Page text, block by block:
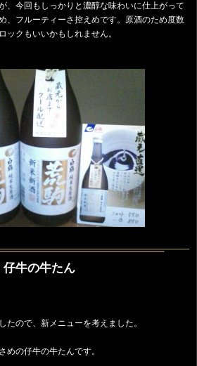
、今回もしっかりと濃醇な味わいに仕上がって
、フルーティーさ控えめです。原酒のため度数
ックもいいかもしれません。
仔牛の牛たん
たので、新メニューを考えました。
めの仔牛の牛たんです。